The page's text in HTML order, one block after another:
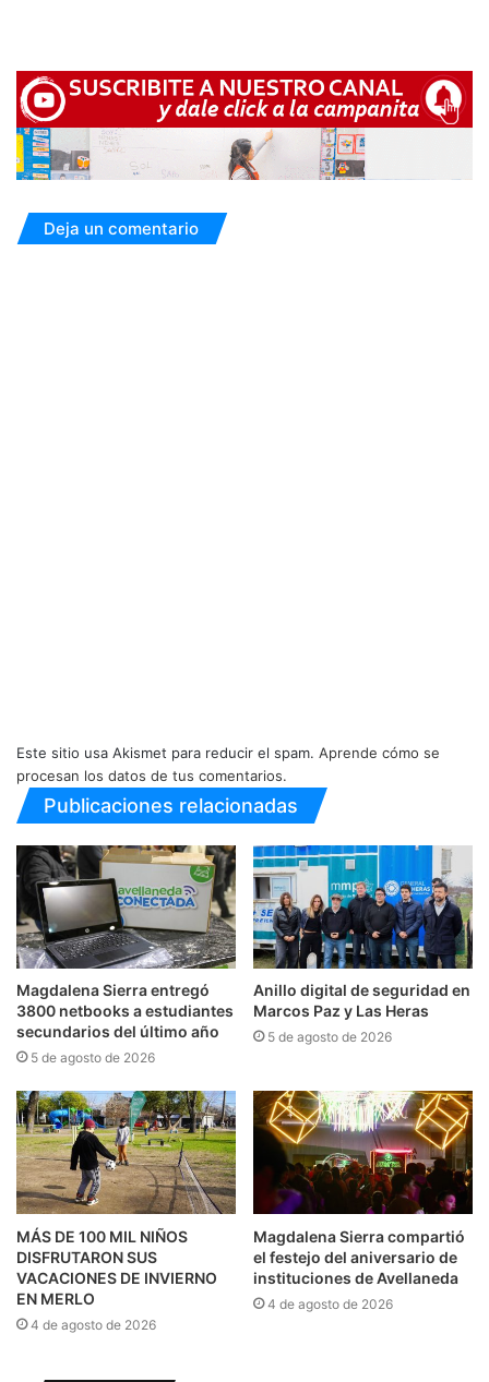
Deja un comentario
Este sitio usa Akismet para reducir el spam. Aprende cómo se
procesan los datos de tus comentarios.
Publicaciones relacionadas
Magdalena Sierra entregó
3800 netbooks a estudiantes
secundarios del último año
5 de agosto de 2026
Anillo digital de seguridad en
Marcos Paz y Las Heras
5 de agosto de 2026
MÁS DE 100 MIL NIÑOS
DISFRUTARON SUS
VACACIONES DE INVIERNO
EN MERLO
4 de agosto de 2026
Magdalena Sierra compartió
el festejo del aniversario de
instituciones de Avellaneda
4 de agosto de 2026